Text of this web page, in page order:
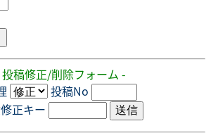
稿修正/削除フォーム -
投稿No
正キー